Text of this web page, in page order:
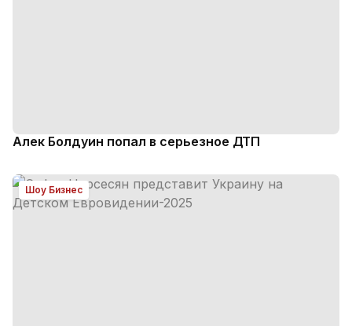
Алек Болдуин попал в серьезное ДТП
Шоу Бизнес